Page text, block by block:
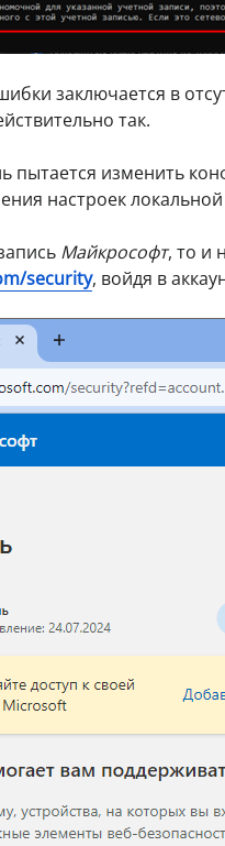
заключается в
так.
пытается изменить
настроек
Майкрософт, то и
security, войдя в